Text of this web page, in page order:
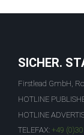
SICHER.
Firstlead GmbH,
HOTLINE
HOTLINE
TELEFAX: +49